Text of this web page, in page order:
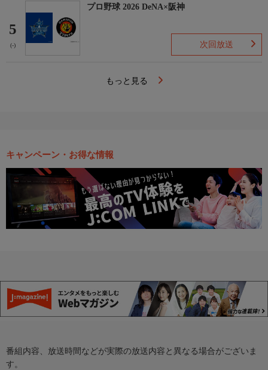
5
(-)
プロ野球 2026 DeNA×阪神
次回放送
もっと見る
キャンペーン・お得な情報
番組内容、放送時間などが実際の放送内容と異なる場合がございま
す。